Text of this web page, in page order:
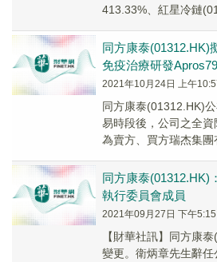
413.33%、紅星冷鏈
同方康泰(01312.HK)
免疫治療研發
2021年10月24日 上午
同方康泰(01312.HK)
易時段後，公司之全
為賣方、買方瑞杰集團
同方康泰(01312.HK)
執行委員會成員
2021年09月27日 下午5:15
【財華社訊】同方康
變更。衛炳章先生辭